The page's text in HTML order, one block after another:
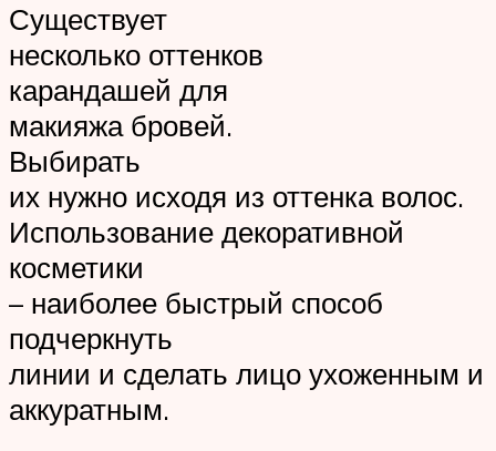
Существует
несколько оттенков
карандашей для
макияжа бровей.
Выбирать
их нужно исходя из оттенка волос.
Использование декоративной
косметики
– наиболее быстрый способ
подчеркнуть
линии и сделать лицо ухоженным и
аккуратным.